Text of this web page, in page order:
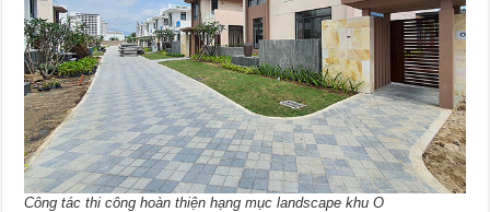
Công tác thi công hoàn thiện hạng mục landscape khu O